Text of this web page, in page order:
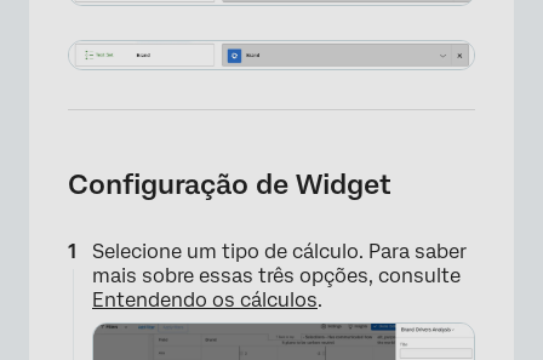
×
Configuração de Widget
Selecione um tipo de cálculo. Para saber
mais sobre essas três opções, consulte
Entendendo os cálculos.